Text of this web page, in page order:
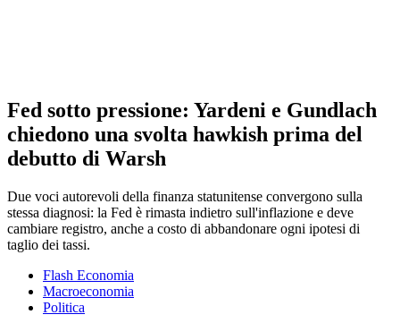
Fed sotto pressione: Yardeni e Gundlach
chiedono una svolta hawkish prima del
debutto di Warsh
Due voci autorevoli della finanza statunitense convergono sulla
stessa diagnosi: la Fed è rimasta indietro sull'inflazione e deve
cambiare registro, anche a costo di abbandonare ogni ipotesi di
taglio dei tassi.
Flash Economia
Macroeconomia
Politica